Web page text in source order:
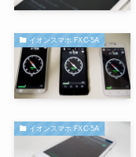
イオンスマホ FXC-5A
イオンスマホ FXC-5A